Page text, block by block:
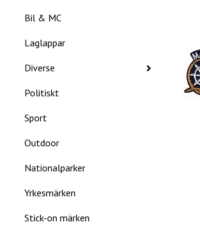
Bil & MC
Laglappar
Diverse
Politiskt
Sport
Outdoor
Nationalparker
Yrkesmärken
Stick-on märken